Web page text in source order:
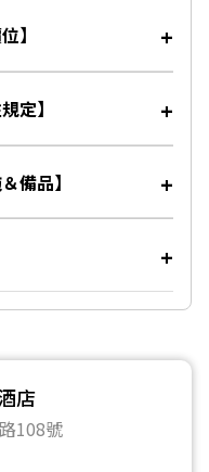
】
定】
備品】
店
108號